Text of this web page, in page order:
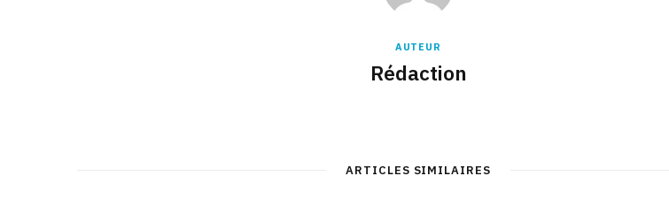
AUTEUR
Rédaction
ARTICLES SIMILAIRES